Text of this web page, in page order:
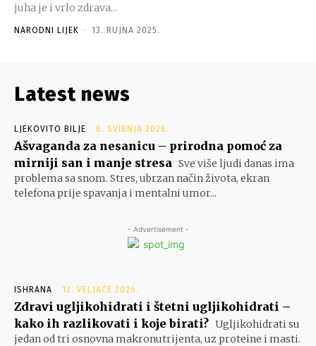
juha je i vrlo zdrava...
NARODNI LIJEK - 13. RUJNA 2025.
Latest news
LJEKOVITO BILJE 6. SVIBNJA 2026.
Ašvaganda za nesanicu – prirodna pomoć za
mirniji san i manje stresa Sve više ljudi danas ima
problema sa snom. Stres, ubrzan način života, ekran
telefona prije spavanja i mentalni umor...
- Advertisement -
ISHRANA 12. VELJAČE 2026.
Zdravi ugljikohidrati i štetni ugljikohidrati –
kako ih razlikovati i koje birati? Ugljikohidrati su
jedan od tri osnovna makronutrijenta, uz proteine i masti.